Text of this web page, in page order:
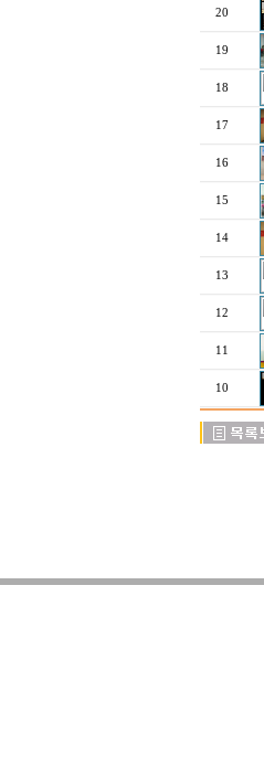
20
19
18
17
16
15
14
13
12
11
10